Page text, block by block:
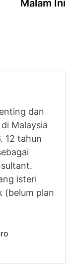
Malam Ini
dan
Malaysia
12 tahun
isteri
(belum plan